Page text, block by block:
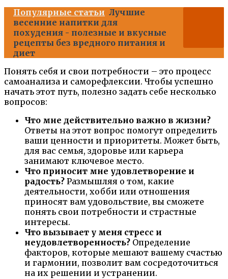
Популярные статьи Лучшие
весенние напитки для
похудения - полезные и вкусные
рецепты без вредного питания и
диет
Понять себя и свои потребности – это процесс
самоанализа и саморефлексии. Чтобы успешно
начать этот путь, полезно задать себе несколько
вопросов:
Что мне действительно важно в жизни?
Ответы на этот вопрос помогут определить
ваши ценности и приоритеты. Может быть,
для вас семья, здоровье или карьера
занимают ключевое место.
Что приносит мне удовлетворение и
радость? Размышляя о том, какие
деятельности, хобби или отношения
приносят вам удовольствие, вы сможете
понять свои потребности и страстные
интересы.
Что вызывает у меня стресс и
неудовлетворенность? Определение
факторов, которые мешают вашему счастью
и гармонии, позволит вам сосредоточиться
на их решении и устранении.